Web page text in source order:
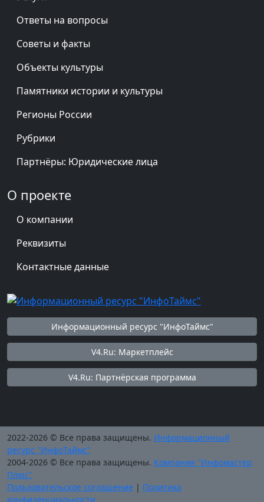
Ответы на вопросы
Советы и факты
Объекты культуры
Памятники истории и культуры
Регионы России
Рубрики
Партнёры: Юридические лица
О проекте
О компании
Реквизиты
Контактные данные
Информационный ресурс "ИнфоТаймс"
V4.Ru: Маркетплейс
V4.Ru: Партнёрская программа
2022-2026 © Все права защищены. Информационный
ресурс "ИнфоТаймс"
2004-2026 © Все права защищены. Компания "Инфомастер
Плюс"
Пользовательское соглашение | Политика
конфиденциальности